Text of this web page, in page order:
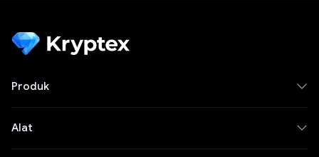
Produk
Alat